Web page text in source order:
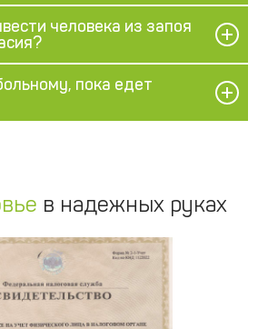
человека из запоя
пока едет
в надежных руках